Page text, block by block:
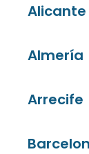
Alicante
Almería
Arrecife